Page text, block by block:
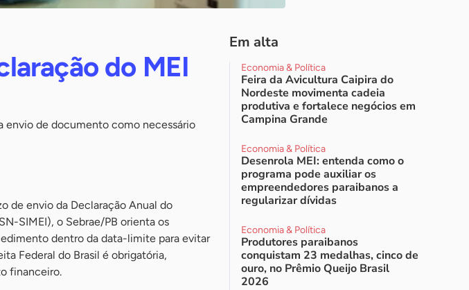
do MEI
envio de documento como necessário
de envio da Declaração Anual do
SIMEI), o Sebrae/PB orienta os
dentro da data-limite para evitar
Federal do Brasil é obrigatória,
financeiro.
Em alta
Economia & Política
Feira da Avicultura Caipira do
Nordeste movimenta cadeia
produtiva e fortalece negócios em
Campina Grande
Economia & Política
Desenrola MEI: entenda como o
programa pode auxiliar os
empreendedores paraibanos a
regularizar dívidas
Economia & Política
Produtores paraibanos
conquistam 23 medalhas, cinco de
ouro, no Prêmio Queijo Brasil
2026